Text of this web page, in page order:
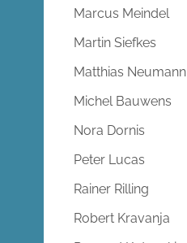
Marcus Meindel
Martin Siefkes
Matthias Neumann
Michel Bauwens
Nora Dornis
Peter Lucas
Rainer Rilling
Robert Kravanja